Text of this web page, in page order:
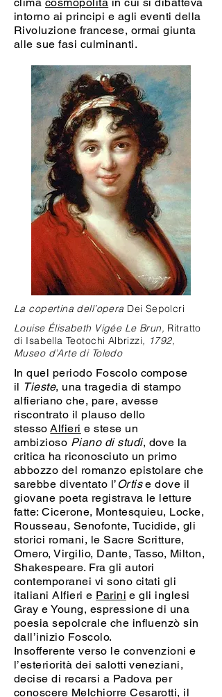
intorno ai principi e agli eventi della
Rivoluzione francese, ormai giunta
alle sue fasi culminanti.
La copertina dell’opera Dei Sepolcri
Louise Élisabeth Vigée Le Brun, Ritratto
di Isabella Teotochi Albrizzi, 1792,
Museo d’Arte di Toledo
In quel periodo Foscolo compose
il Tieste, una tragedia di stampo
alfieriano che, pare, avesse
riscontrato il plauso dello
stessoAlfieri e stese un
ambizioso Piano di studi, dove la
critica ha riconosciuto un primo
abbozzo del romanzo epistolare che
sarebbe diventato l’Ortise dove il
giovane poeta registrava le letture
fatte: Cicerone, Montesquieu, Locke,
Rousseau, Senofonte, Tucidide, gli
storici romani, le Sacre Scritture,
Omero, Virgilio, Dante, Tasso, Milton,
Shakespeare. Fra gli autori
contemporanei vi sono citati gli
italiani Alfieri e Parini e gli inglesi
Gray e Young, espressione di una
poesia sepolcrale che influenzò sin
dall’inizio Foscolo.
Insofferente verso le convenzioni e
l’esteriorità dei salotti veneziani,
decise di recarsi a Padova per
conoscere Melchiorre Cesarotti, il